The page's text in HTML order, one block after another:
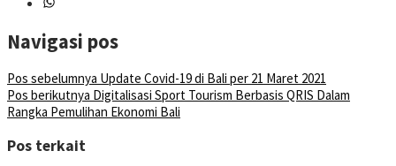
Navigasi pos
Pos sebelumnya Update Covid-19 di Bali per 21 Maret 2021
Pos berikutnya Digitalisasi Sport Tourism Berbasis QRIS Dalam
Rangka Pemulihan Ekonomi Bali
Pos terkait